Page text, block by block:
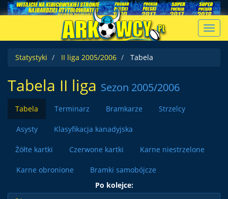
Statystyki
II liga 2005/2006 Tabela
Tabela II liga Sezon 2005/2006
Tabela Terminarz Bramkarze Strzelcy
Asysty Klasyfikacja kanadyjska
Żółte kartki Czerwone kartki Karne niestrzelone
Karne obronione
Bramki samobójcze
Po kolejce: